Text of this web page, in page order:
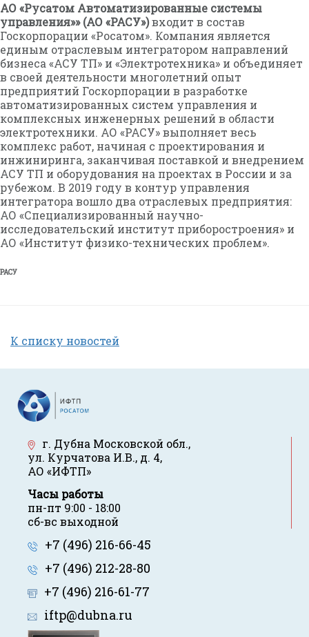
АО «Русатом Автоматизированные системы
управления»» (АО «РАСУ»)входит в состав
Госкорпорации «Росатом». Компания является
единым отраслевым интегратором направлений
бизнеса «АСУ ТП» и «Электротехника» и объединяет
в своей деятельности многолетний опыт
предприятий Госкорпорации в разработке
автоматизированных систем управления и
комплексных инженерных решений в области
электротехники. АО «РАСУ» выполняет весь
комплекс работ, начиная с проектирования и
инжиниринга, заканчивая поставкой и внедрением
АСУ ТП и оборудования на проектах в России и за
рубежом. В 2019 году в контур управления
интегратора вошло два отраслевых предприятия:
АО «Специализированный научно-
исследовательский институт приборостроения» и
АО «Институт физико-технических проблем».
РАСУ
К списку новостей
г. Дубна Московской обл.,
ул. Курчатова И.В., д. 4,
АО «ИФТП»
Часы работы
пн-пт 9:00 - 18:00
сб-вс выходной
+7 (496) 216-66-45
+7 (496) 212-28-80
+7 (496) 216-61-77
iftp@dubna.ru